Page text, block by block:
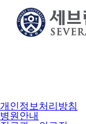
개인정보처리방침
병원안내